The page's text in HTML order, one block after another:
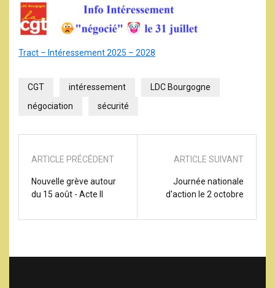
Tract – Intéressement 2025 – 2028
CGT intéressement
LDC Bourgogne
négociation
sécurité
ARTICLE PRÉCÉDENT
Nouvelle grève autour
du 15 août - Acte II
ARTICLE SUIVANT
Journée nationale
d'action le 2 octobre